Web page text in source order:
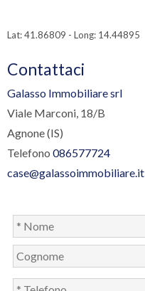
Lat: 41.86809 - Long: 14.44895
Contattaci
Galasso Immobiliare srl
Viale Marconi, 18/B
Agnone (IS)
Telefono 086577724
case@galassoimmobiliare.it